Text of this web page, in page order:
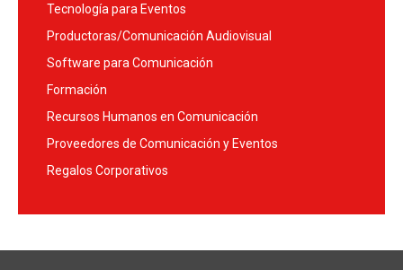
Tecnología para Eventos
Productoras/Comunicación Audiovisual
Software para Comunicación
Formación
Recursos Humanos en Comunicación
Proveedores de Comunicación y Eventos
Regalos Corporativos